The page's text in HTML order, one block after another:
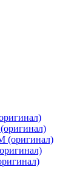
(оригинал)